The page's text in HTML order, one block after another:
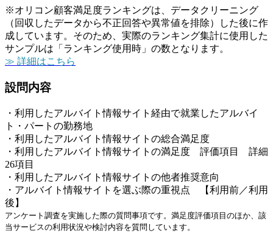
※オリコン顧客満足度ランキングは、データクリーニング
（回収したデータから不正回答や異常値を排除）した後に作
成しています。そのため、実際のランキング集計に使用した
サンプルは「ランキング使用時」の数となります。
≫ 詳細はこちら
設問内容
・利用したアルバイト情報サイト経由で就業したアルバイ
ト・パートの勤務地
・利用したアルバイト情報サイトの総合満足度
・利用したアルバイト情報サイトの満足度 評価項目 詳細
26項目
・利用したアルバイト情報サイトの他者推奨意向
・アルバイト情報サイトを選ぶ際の重視点 【利用前／利用
後】
アンケート調査を実施した際の質問事項です。満足度評価項目のほか、該
当サービスの利用状況や検討内容を質問しています。